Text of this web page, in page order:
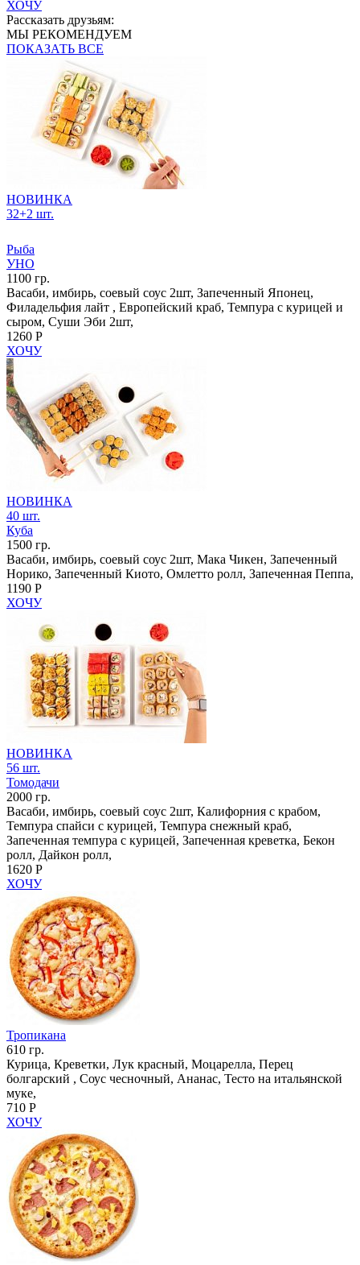
ХОЧУ
Рассказать друзьям:
МЫ РЕКОМЕНДУЕМ
ПОКАЗАТЬ ВСЕ
НОВИНКА
32+2 шт.
Рыба
УНО
1100 гр.
Васаби, имбирь, соевый соус 2шт, Запеченный Японец,
Филадельфия лайт , Европейский краб, Темпура с курицей и
сыром, Суши Эби 2шт,
1260 Р
ХОЧУ
НОВИНКА
40 шт.
Куба
1500 гр.
Васаби, имбирь, соевый соус 2шт, Мака Чикен, Запеченный
Норико, Запеченный Киото, Омлетто ролл, Запеченная Пеппа,
1190 Р
ХОЧУ
НОВИНКА
56 шт.
Томодачи
2000 гр.
Васаби, имбирь, соевый соус 2шт, Калифорния с крабом,
Темпура спайси с курицей, Темпура снежный краб,
Запеченная темпура с курицей, Запеченная креветка, Бекон
ролл, Дайкон ролл,
1620 Р
ХОЧУ
Тропикана
610 гр.
Курица, Креветки, Лук красный, Моцарелла, Перец
болгарский , Соус чесночный, Ананас, Тесто на итальянской
муке,
710 Р
ХОЧУ